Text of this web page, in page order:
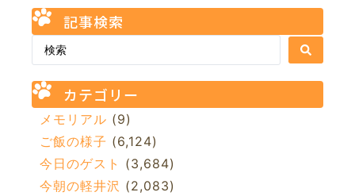
記事検索
カテゴリー
メモリアル (9)
ご飯の様子 (6,124)
今日のゲスト (3,684)
今朝の軽井沢 (2,083)